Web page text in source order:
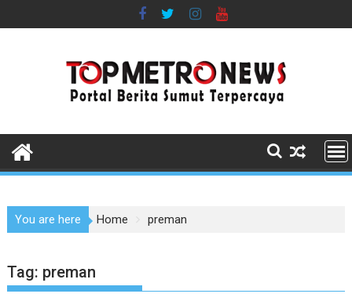
to
You are here Home preman
Tag: preman